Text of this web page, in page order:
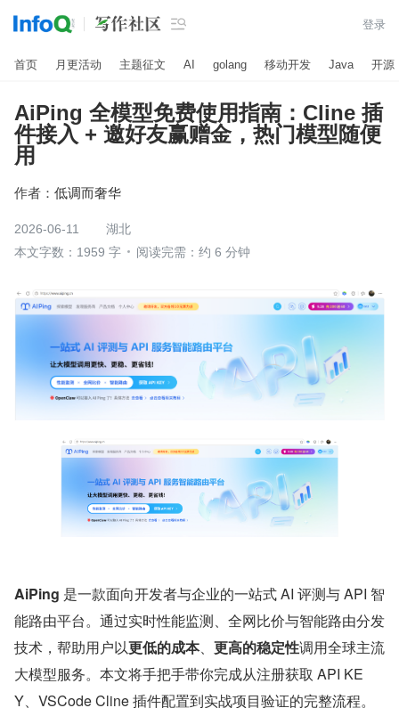
 登录
首页 月更活动 主题征文 AI golang 移动开发 Java 开源
AiPing 全模型免费使用指南：Cline 插
件接入 + 邀好友赢赠金，热门模型随便
用
作者： 低调而奢华
2026-06-11
湖北
本文字数：1959 字
阅读完需：约 6 分钟
AiPing 是一款面向开发者与企业的一站式 AI 评测与 API 智
能路由平台。通过实时性能监测、全网比价与智能路由分发
技术，帮助用户以更低的成本、 更高的稳定性调用全球主流
大模型服务。本文将手把手带你完成从注册获取 API KE
Y、VSCode Cline 插件配置到实战项目验证的完整流程。